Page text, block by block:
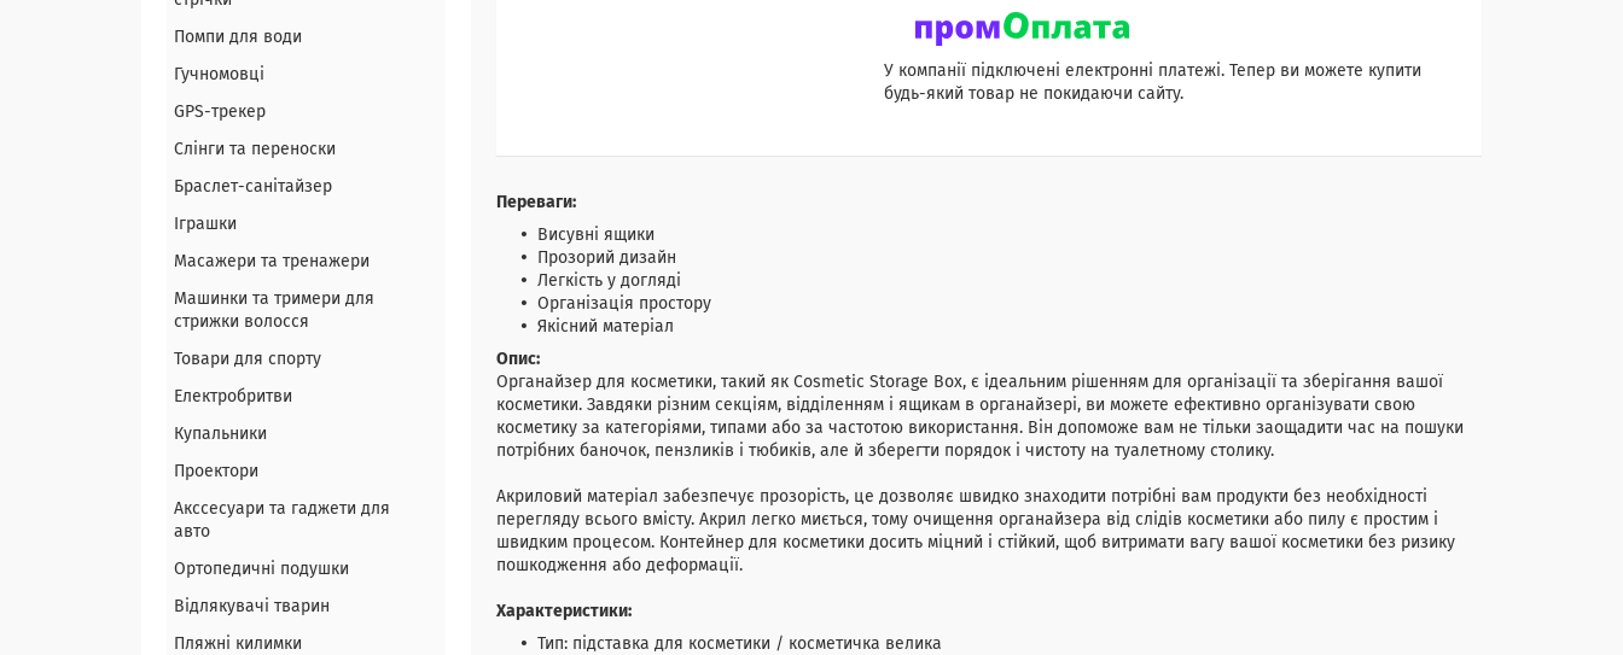
У компанії підключені електронні платежі. Тепер ви можете купити
будь-який товар не покидаючи сайту.
Переваги:
Висувні ящики
Прозорий дизайн
Легкість у догляді
Організація простору
Якісний матеріал
Опис:
Органайзер для косметики, такий як Cosmetic Storage Box, є ідеальним рішенням для організації та зберігання вашої
косметики. Завдяки різним секціям, відділенням і ящикам в органайзері, ви можете ефективно організувати свою
косметику за категоріями, типами або за частотою використання. Він допоможе вам не тільки заощадити час на пошуки
потрібних баночок, пензликів і тюбиків, але й зберегти порядок і чистоту на туалетному столику.
Акриловий матеріал забезпечує прозорість, це дозволяє швидко знаходити потрібні вам продукти без необхідності
перегляду всього вмісту. Акрил легко миється, тому очищення органайзера від слідів косметики або пилу є простим і
швидким процесом. Контейнер для косметики досить міцний і стійкий, щоб витримати вагу вашої косметики без ризику
пошкодження або деформації.
Характеристики:
Тип: підставка для косметики / косметичка велика
Помпи для води
Гучномовці
GPS-трекер
Слінги та переноски
Браслет-санітайзер
Іграшки
Масажери та тренажери
Машинки та тримери для
стрижки волосся
Товари для спорту
Електробритви
Купальники
Проектори
Акссесуари та гаджети для
авто
Ортопедичні подушки
Відлякувачі тварин
Пляжні килимки